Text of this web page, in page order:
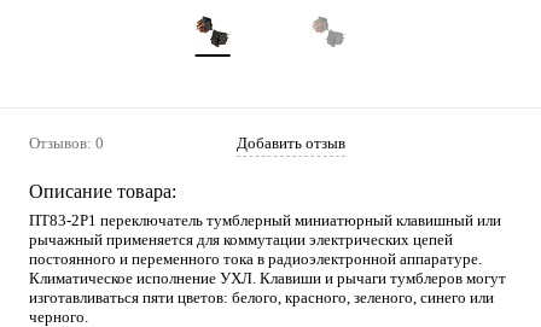
Отзывов: 0 Добавить отзыв
Описание товара:
ПТ83-2Р1 переключатель тумблерный миниатюрный клавишный или
рычажный применяется для коммутации электрических цепей
постоянного и переменного тока в радиоэлектронной аппаратуре.
Климатическое исполнение УХЛ. Клавиши и рычаги тумблеров могут
изготавливаться пяти цветов: белого, красного, зеленого, синего или
черного.